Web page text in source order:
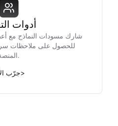
أدوات
شارك مسودات النماذج مع
للحصول على ملاحظات
المنصة.
جرّب>